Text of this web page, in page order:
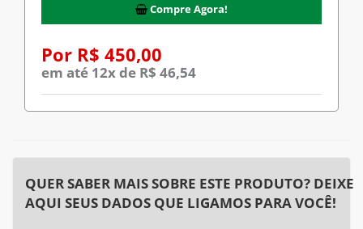
Compre Agora!
Por R$ 450,00
em até 12x de R$ 46,54
QUER SABER MAIS SOBRE ESTE PRODUTO? DEIXE
AQUI SEUS DADOS QUE LIGAMOS PARA VOCÊ!